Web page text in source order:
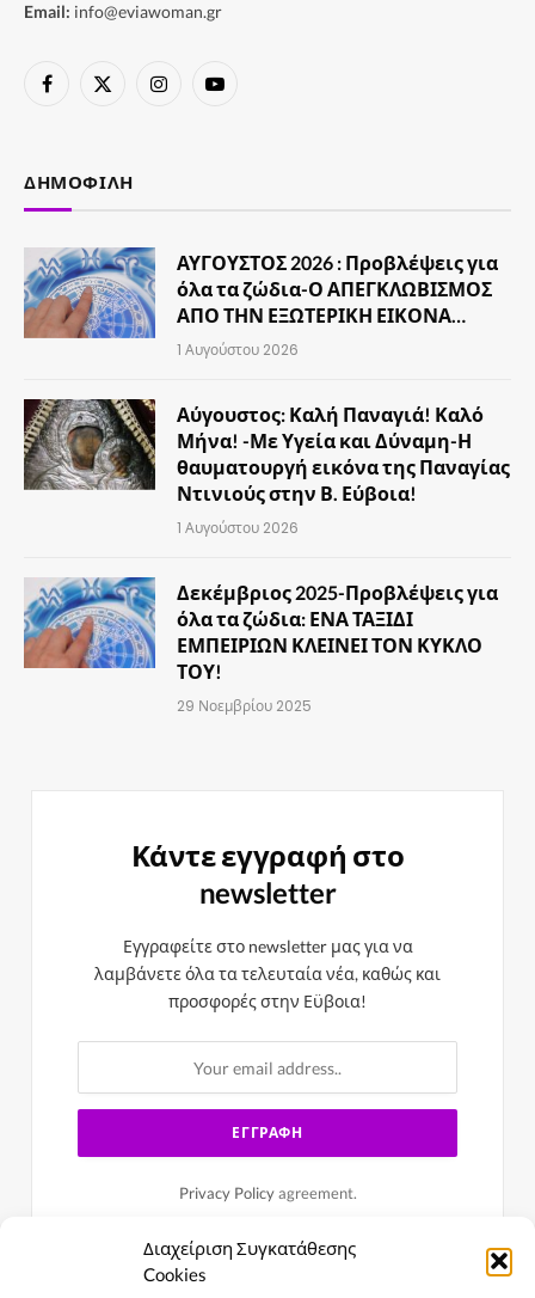
Διαχείριση Συγκατάθεσης
Cookies
Email: info@eviawoman.gr
Facebook
X
InstagramYouTube
ΔΗΜΟΦΙΛΉ
ΑΥΓΟΥΣΤΟΣ 2026 : Προβλέψεις για
όλα τα ζώδια-Ο ΑΠΕΓΚΛΩΒΙΣΜΟΣ
ΑΠΟ ΤΗΝ ΕΞΩΤΕΡΙΚΗ ΕΙΚΟΝΑ…
1 Αυγούστου 2026
Αύγουστος: Καλή Παναγιά! Καλό
Μήνα! -Με Υγεία και Δύναμη-Η
θαυματουργή εικόνα της Παναγίας
Ντινιούς στην Β. Εύβοια!
1 Αυγούστου 2026
Δεκέμβριος 2025-Προβλέψεις για
όλα τα ζώδια: ΕΝΑ ΤΑΞΙΔΙ
ΕΜΠΕΙΡΙΩΝ ΚΛΕΙΝΕΙ ΤΟΝ ΚΥΚΛΟ
ΤΟΥ!
29 Νοεμβρίου 2025
Κάντε εγγραφή στο
newsletter
Εγγραφείτε στο newsletter μας για να
λαμβάνετε όλα τα τελευταία νέα, καθώς και
προσφορές στην Εϋβοια!
Privacy Policyagreement.